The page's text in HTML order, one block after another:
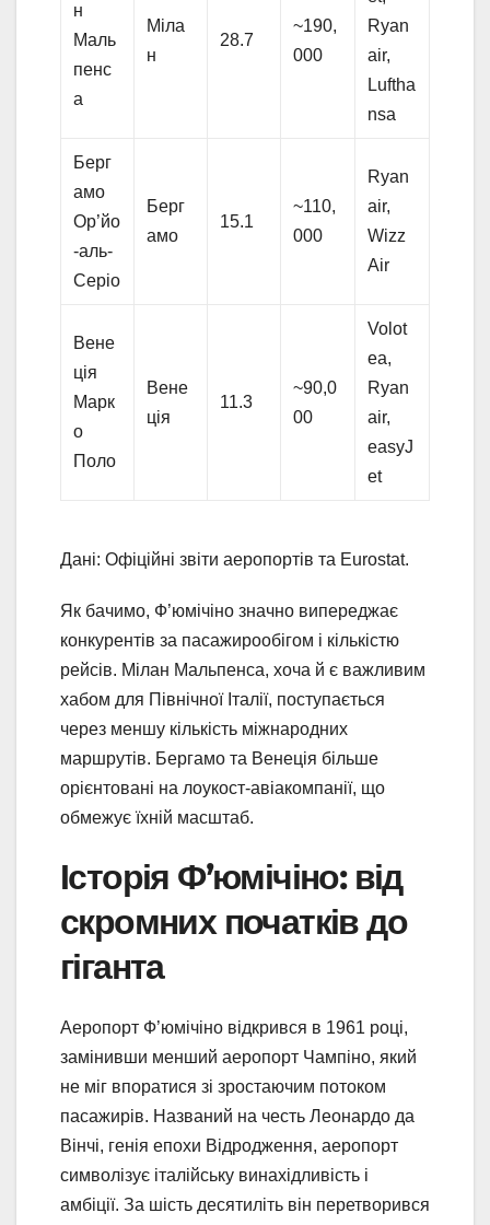
н
Маль
пенс
а
Міла
н
28.7
~190,
000
Ryan
air,
Luftha
nsa
Берг
амо
Ор’йо
-аль-
Серіо
Берг
амо
15.1
~110,
000
Ryan
air,
Wizz
Air
Вене
ція
Марк
о
Поло
Вене
ція
11.3
~90,0
00
Volot
ea,
Ryan
air,
easyJ
et
Дані: Офіційні звіти аеропортів та Eurostat.
Як бачимо, Ф’юмічіно значно випереджає
конкурентів за пасажирообігом і кількістю
рейсів. Мілан Мальпенса, хоча й є важливим
хабом для Північної Італії, поступається
через меншу кількість міжнародних
маршрутів. Бергамо та Венеція більше
орієнтовані на лоукост-авіакомпанії, що
обмежує їхній масштаб.
Історія Ф’юмічіно: від
скромних початків до
гіганта
Аеропорт Ф’юмічіно відкрився в 1961 році,
замінивши менший аеропорт Чампіно, який
не міг впоратися зі зростаючим потоком
пасажирів. Названий на честь Леонардо да
Вінчі, генія епохи Відродження, аеропорт
символізує італійську винахідливість і
амбіції. За шість десятиліть він перетворився